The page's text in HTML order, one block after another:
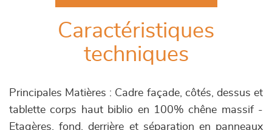
Caractéristiques
techniques
Principales Matières : Cadre façade, côtés, dessus et
tablette corps haut biblio en 100% chêne massif -
Etagères, fond, derrière et séparation en panneaux